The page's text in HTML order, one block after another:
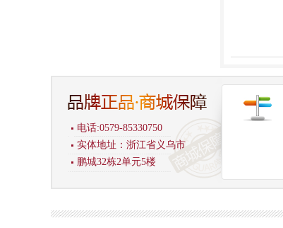
电话:0579-85330750
实体地址：浙江省义乌市
鹏城32栋2单元5楼